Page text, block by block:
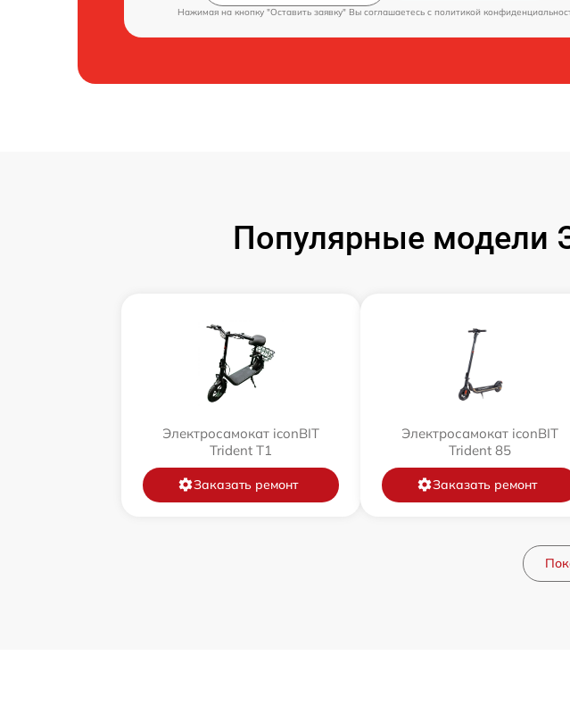
Нажимая на кнопку "Оставить заявку" Вы соглашаетесь c политикой
Популярные модели
Электросамокат iconBIT
Trident T1
Заказать ремонт
Электросамокат iconBIT
Trident 85
Заказать ремонт